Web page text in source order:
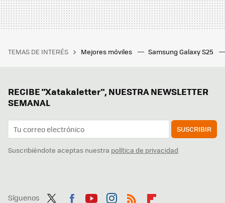
TEMAS DE INTERÉS Mejores móviles Samsung Galaxy S25
RECIBE "Xatakaletter", NUESTRA NEWSLETTER
SEMANAL
SUSCRIBIR
Suscribiéndote aceptas nuestra política de privacidad
Síguenos